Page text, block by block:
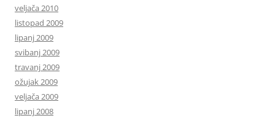
veljača 2010
listopad 2009
lipanj 2009
svibanj 2009
travanj 2009
ožujak 2009
veljača 2009
lipanj 2008